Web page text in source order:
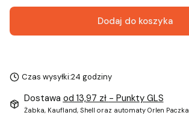
Dodaj do koszyka
Czas wysyłki:24 godziny
Dostawa od 13,97 zł - Punkty GLS
Żabka, Kaufland, Shell oraz automaty Orlen Paczka